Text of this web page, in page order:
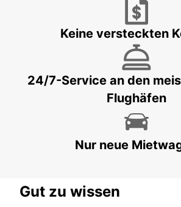
HAFEN VON AKUREYRI
AKUREYRI - ICELAND
Keine versteckten
24/7-Service an den
Flughäfen
Nur neue
Gut zu wissen